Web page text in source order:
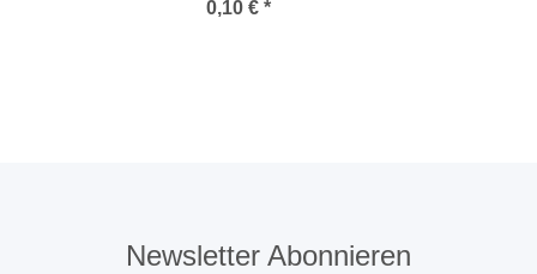
0,10 € *
Newsletter Abonnieren